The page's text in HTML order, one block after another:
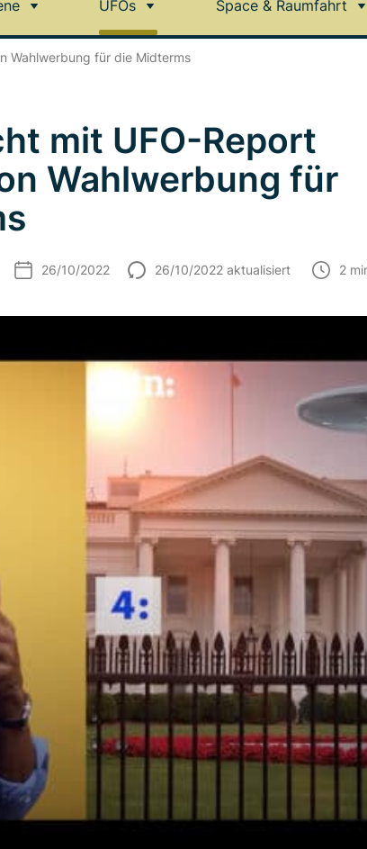
UFOs Space & Raumfahrt
Wahlwerbung für die Midterms
mit UFO-Report
Wahlwerbung für
26/10/2022 26/10/2022 aktualisiert 2